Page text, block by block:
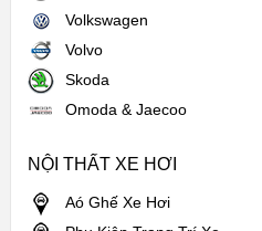
Volkswagen
Volvo
Skoda
Omoda & Jaecoo
NỘI THẤT XE HƠI
Aó Ghế Xe Hơi